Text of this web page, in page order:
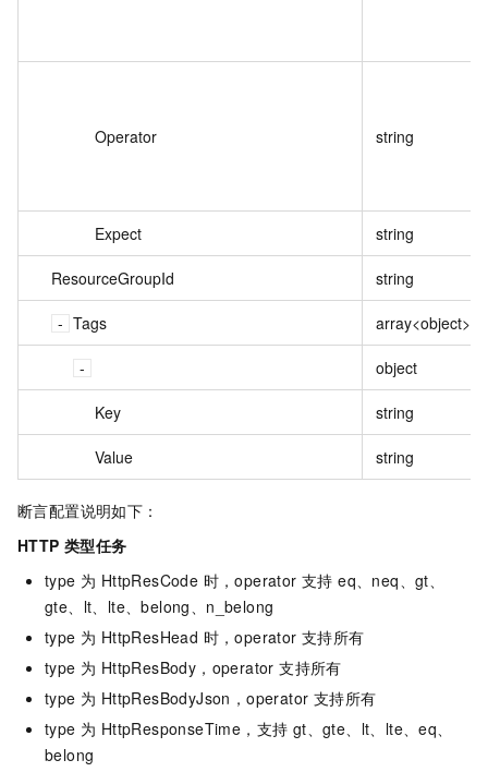
Operator string
Expect string
ResourceGroupId string
Tags array<object>
object
Key string
Value string
断言配置说明如下：
HTTP 类型任务
type 为 HttpResCode 时，operator 支持 eq、neq、gt、
gte、lt、lte、belong、n_belong
type 为 HttpResHead 时，operator 支持所有
type 为 HttpResBody，operator 支持所有
type 为 HttpResBodyJson，operator 支持所有
type 为 HttpResponseTime，支持 gt、gte、lt、lte、eq、
belong